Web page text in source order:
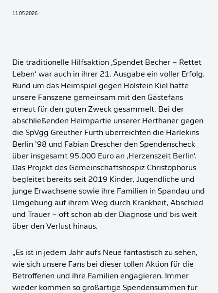
11.05.2026
Die traditionelle Hilfsaktion ‚Spendet Becher – Rettet
Leben‘ war auch in ihrer 21. Ausgabe ein voller Erfolg.
Rund um das Heimspiel gegen Holstein Kiel hatte
unsere Fanszene gemeinsam mit den Gästefans
erneut für den guten Zweck gesammelt. Bei der
abschließenden Heimpartie unserer Herthaner gegen
die SpVgg Greuther Fürth überreichten die Harlekins
Berlin ’98 und Fabian Drescher den Spendenscheck
über insgesamt 95.000 Euro an ‚Herzenszeit Berlin‘.
Das Projekt des Gemeinschaftshospiz Christophorus
begleitet bereits seit 2019 Kinder, Jugendliche und
junge Erwachsene sowie ihre Familien in Spandau und
Umgebung auf ihrem Weg durch Krankheit, Abschied
und Trauer – oft schon ab der Diagnose und bis weit
über den Verlust hinaus.
„Es ist in jedem Jahr aufs Neue fantastisch zu sehen,
wie sich unsere Fans bei dieser tollen Aktion für die
Betroffenen und ihre Familien engagieren. Immer
wieder kommen so großartige Spendensummen für